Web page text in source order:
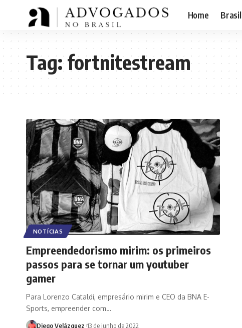
Home Brasil
Tag:fortnitestream
NOTÍCIAS
Empreendedorismo mirim: os primeiros
passos para se tornar um youtuber
gamer
Para Lorenzo Cataldi, empresário mirim e CEO da BNA E-
Sports, empreender com…
Diego Velázquez 13 de junho de 2022